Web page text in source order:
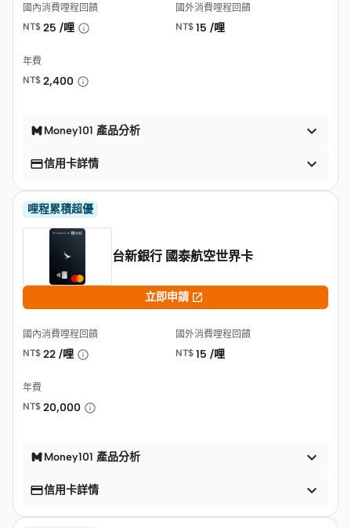
國內消費哩程回饋
NT$ 25 /哩
國外消費哩程回饋
NT$ 15 /哩
年費
NT$ 2,400
Money101 產品分析 
信用卡詳情 
哩程累積超優
台新銀行 國泰航空世界卡
立即申請 
國內消費哩程回饋
NT$ 22 /哩
國外消費哩程回饋
NT$ 15 /哩
年費
NT$ 20,000
Money101 產品分析 
信用卡詳情 